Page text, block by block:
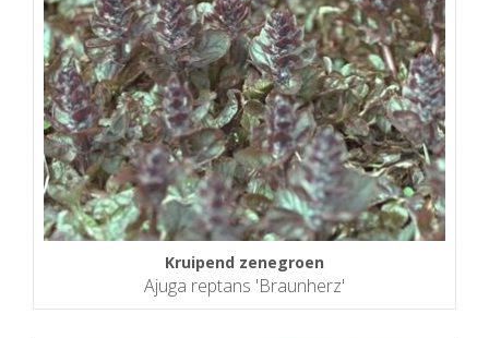
Kruipend zenegroen
Ajuga reptans 'Braunherz'